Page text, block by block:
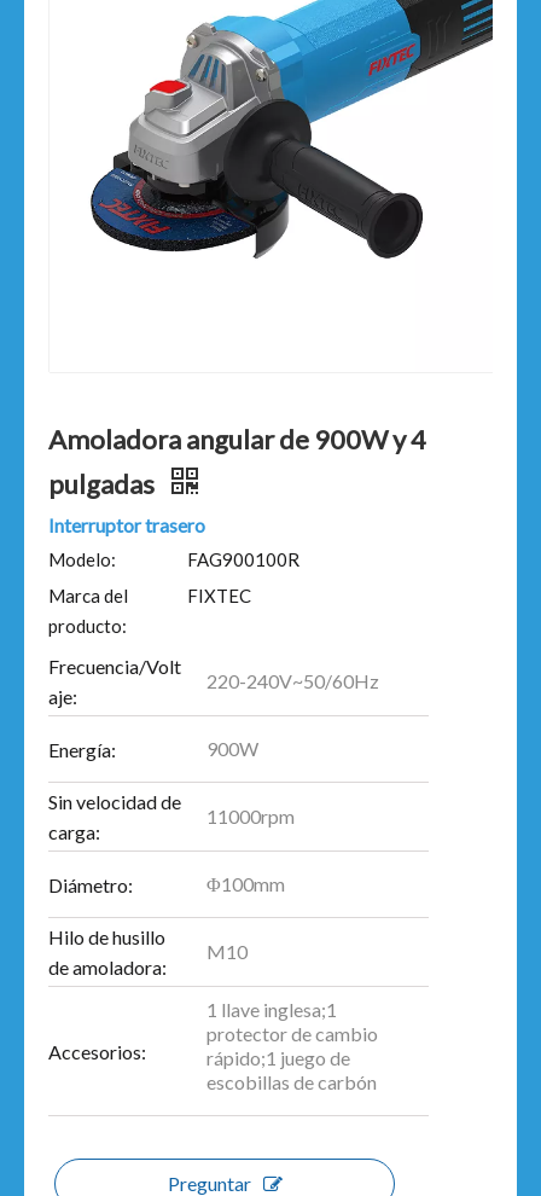
Amoladora angular de 900W y 4
pulgadas
Interruptor trasero
Modelo:
FAG900100R
Marca del
producto:
FIXTEC
Frecuencia/Volt
aje:
220-240V~50/60Hz
Energía: 900W
Sin velocidad de
carga:
11000rpm
Diámetro: Φ100mm
Hilo de husillo
de amoladora:
M10
Accesorios:
1 llave inglesa;1
protector de cambio
rápido;1 juego de
escobillas de carbón
Preguntar